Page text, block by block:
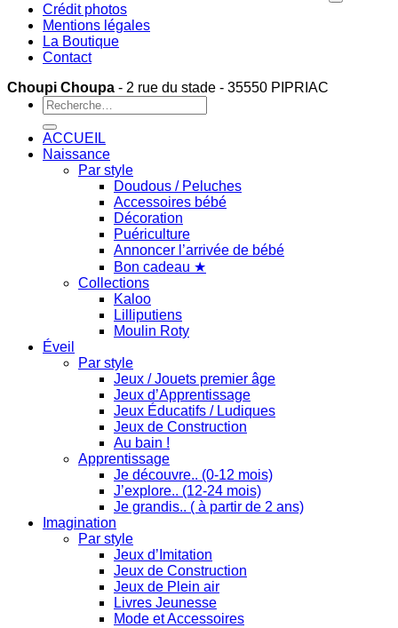
Crédit photos
Mentions légales
La Boutique
Contact
Choupi Choupa - 2 rue du stade - 35550 PIPRIAC
Recherche
pour :
ACCUEIL
Naissance
Par style
Doudous / Peluches
Accessoires bébé
Décoration
Puériculture
Annoncer l’arrivée de bébé
Bon cadeau ★
Collections
Kaloo
Lilliputiens
Moulin Roty
Éveil
Par style
Jeux / Jouets premier âge
Jeux d’Apprentissage
Jeux Éducatifs / Ludiques
Jeux de Construction
Au bain !
Apprentissage
Je découvre.. (0-12 mois)
J’explore.. (12-24 mois)
Je grandis.. ( à partir de 2 ans)
Imagination
Par style
Jeux d’Imitation
Jeux de Construction
Jeux de Plein air
Livres Jeunesse
Mode et Accessoires